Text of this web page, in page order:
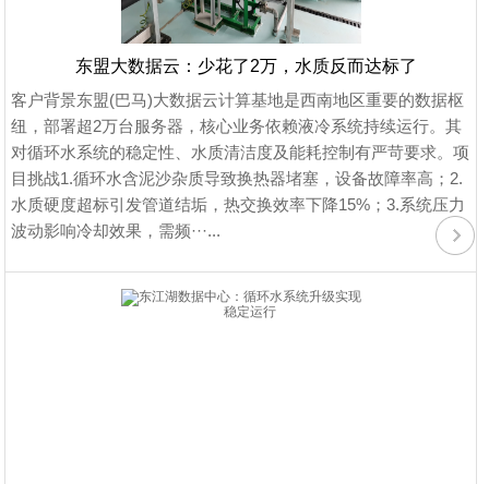
东盟大数据云：少花了2万，水质反而达标了
客户背景东盟(巴马)大数据云计算基地是西南地区重要的数据枢
纽，部署超2万台服务器，核心业务依赖液冷系统持续运行。其
对循环水系统的稳定性、水质清洁度及能耗控制有严苛要求。项
目挑战1.循环水含泥沙杂质导致换热器堵塞，设备故障率高；2.
水质硬度超标引发管道结垢，热交换效率下降15%；3.系统压力
波动影响冷却效果，需频···...